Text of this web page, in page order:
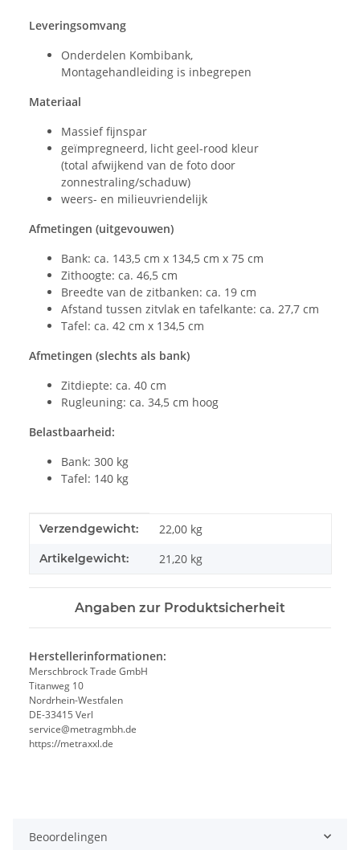
Leveringsomvang
Onderdelen Kombibank,
Montagehandleiding is inbegrepen
Materiaal
Massief fijnspar
geïmpregneerd, licht geel-rood kleur
(total afwijkend van de foto door
zonnestraling/schaduw)
weers- en milieuvriendelijk
Afmetingen (uitgevouwen)
Bank: ca. 143,5 cm x 134,5 cm x 75 cm
Zithoogte: ca. 46,5 cm
Breedte van de zitbanken: ca. 19 cm
Afstand tussen zitvlak en tafelkante: ca. 27,7 cm
Tafel: ca. 42 cm x 134,5 cm
Afmetingen (slechts als bank)
Zitdiepte: ca. 40 cm
Rugleuning: ca. 34,5 cm hoog
Belastbaarheid:
Bank: 300 kg
Tafel: 140 kg
#productDetails.itemInformation#
#productDetails.itemValue#
Verzendgewicht: 22,00 kg
Artikelgewicht: 21,20 kg
Angaben zur Produktsicherheit
Herstellerinformationen:
Merschbrock Trade GmbH
Titanweg 10
Nordrhein-Westfalen
DE-33415 Verl
service@metragmbh.de
https://metraxxl.de
Beoordelingen